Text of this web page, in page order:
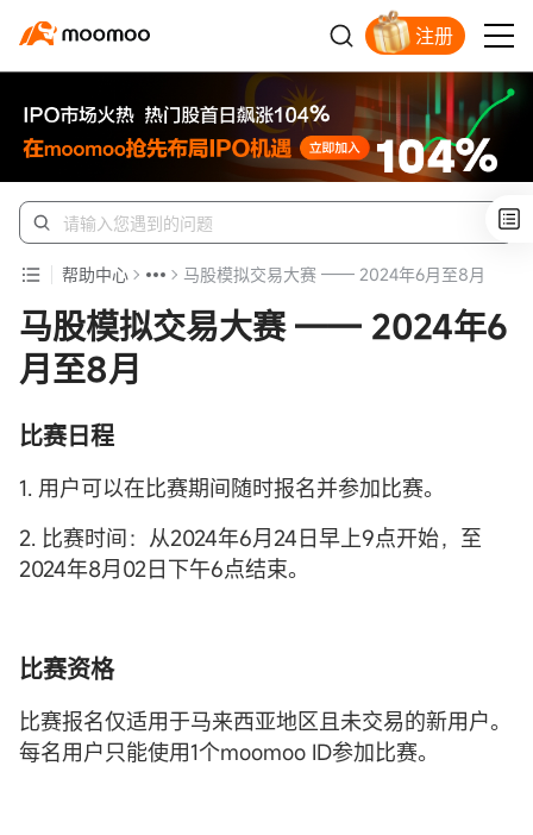
注册
帮助中心 马股模拟交易大赛 —— 2024年6月至8月
马股模拟交易大赛 —— 2024年6
月至8月
比赛日程
1. 用户可以在比赛期间随时报名并参加比赛。
2. 比赛时间：从2024年6月24日早上9点开始，至
2024年8月02日下午6点结束。
比赛资格
比赛报名仅适用于马来西亚地区且未交易的新用户。
每名用户只能使用1个moomoo ID参加比赛。